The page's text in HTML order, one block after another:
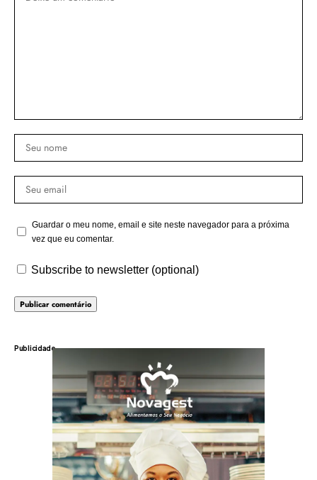
Publicidade
Guardar o meu nome, email e site neste navegador para a próxima
vez que eu comentar.
Subscribe to newsletter (optional)